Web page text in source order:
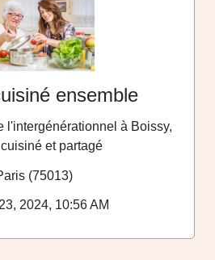
ensemble
l'intergénérationnel à Boissy,
et partagé
(75013)
2024, 10:56 AM